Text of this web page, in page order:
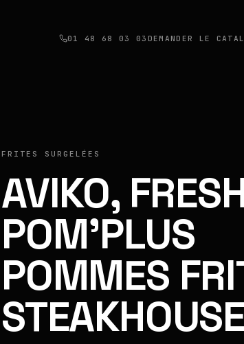
01 48 68 03 03 DEMANDER LE
FRITES SURGELÉES
AVIKO,
POM'PLUS
POMMES
STEAKHOUSE